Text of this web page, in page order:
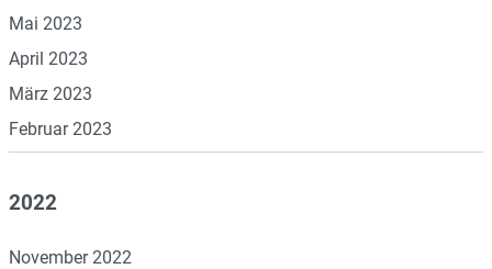
Mai 2023
April 2023
März 2023
Februar 2023
2022
November 2022